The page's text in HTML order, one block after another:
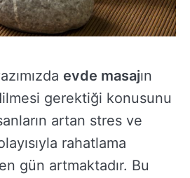
evde masajın
gerektiği konusunu
artan stres ve
rahatlama
gün artmaktadır. Bu